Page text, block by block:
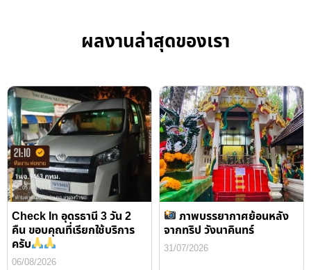
ผลงานล่าสุดของเรา
Check In อุดรธานี 3 วัน 2
คืน ขอบคุณที่เรียกใช้บริการ
ครับ
06/08/2026
ภาพบรรยากาศย้อนหลัง
จากทริป วังนาคินทร์
31/07/2026